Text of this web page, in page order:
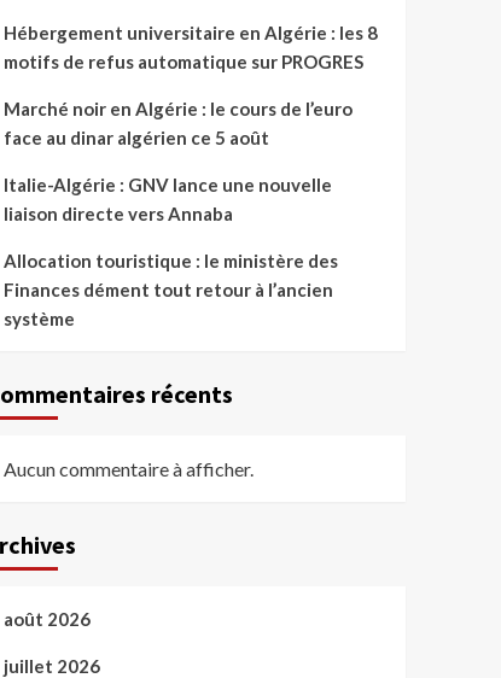
Hébergement universitaire en Algérie : les 8
motifs de refus automatique sur PROGRES
Marché noir en Algérie : le cours de l’euro
face au dinar algérien ce 5 août
Italie-Algérie : GNV lance une nouvelle
liaison directe vers Annaba
Allocation touristique : le ministère des
Finances dément tout retour à l’ancien
système
récents
Aucun commentaire à afficher.
août 2026
juillet 2026